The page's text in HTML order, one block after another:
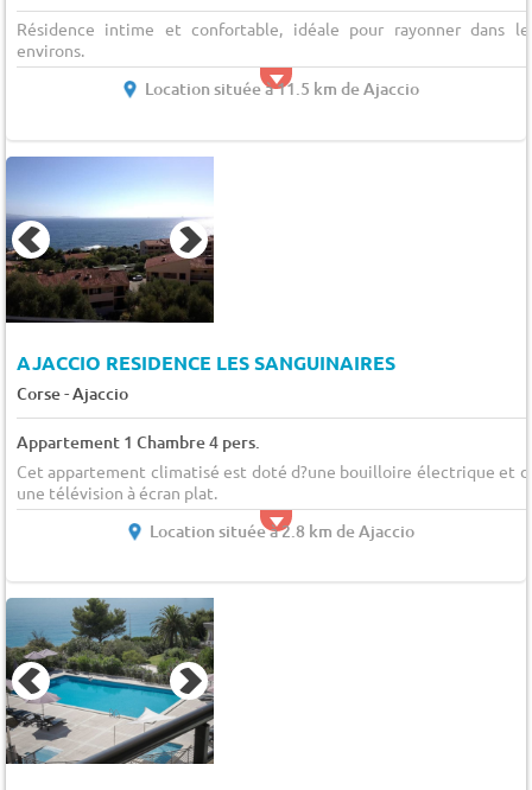
Résidence intime et confortable, idéale pour rayonner dans
environs.
Location située à 11.5 km de Ajaccio
AJACCIO RESIDENCE LES SANGUINAIRES
Corse-Ajaccio
Appartement 1 Chambre 4 pers.
Cet appartement climatisé est doté d?une bouilloire électrique et
une télévision à écran plat.
Location située à 2.8 km de Ajaccio